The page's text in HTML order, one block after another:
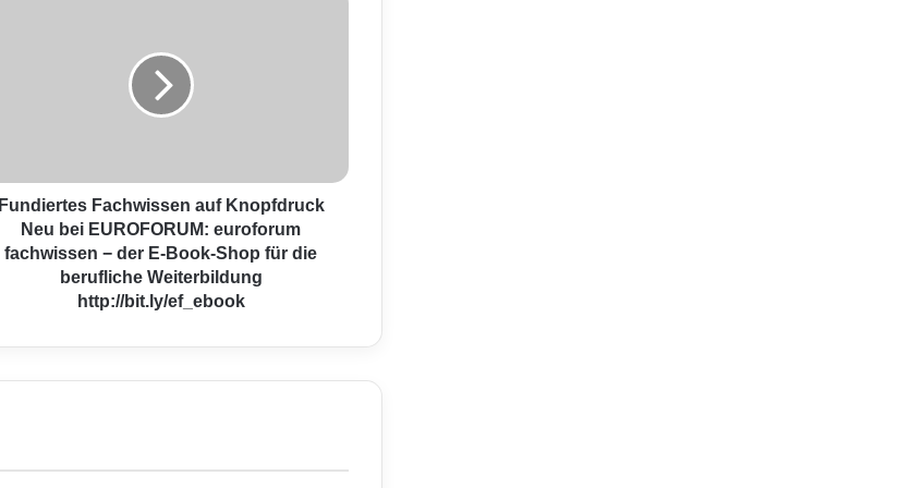
Fundiertes Fachwissen auf Knopfdruck
Neu bei EUROFORUM: euroforum
fachwissen − der E-Book-Shop für die
berufliche Weiterbildung
http://bit.ly/ef_ebook